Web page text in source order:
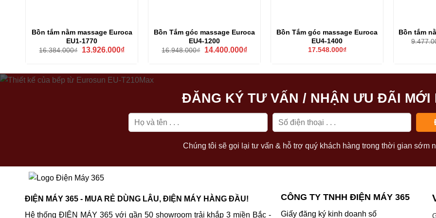
Bồn tắm nằm massage Euroca
EU1-1770
16.384.000₫
Giá
13.926.000₫Giá
13.926.000₫.
Bồn Tắm góc massage Euroca
EU4-1200
16.948.000₫
Giá
14.400.000₫Giá
Bồn Tắm góc massage Euroca
EU4-1400
17.548.000₫
Bồn tắm
ĐĂNG KÝ TƯ VẤN / NHẬN ƯU ĐÃI MỚI
Chúng tôi sẽ gọi lại tư vấn & hỗ trợ quý khách hàng trong thời gian sớm
ĐIỆN MÁY 365 - MUA RẺ DÙNG LÂU, ĐIỆN MÁY HÀNG ĐẦU!
Hệ thống ĐIỆN MÁY 365 với gần 50 showroom trải khắp 3 miền Bắc -
CÔNG TY TNHH ĐIỆN MÁY 365
Giấy đăng ký kinh doanh số